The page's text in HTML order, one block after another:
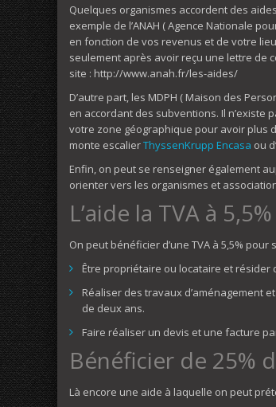
Quelques organismes accordent des
exemple de l’ANAH ( Agence Nationale
en fonction de vos revenus et de votre
seulement après avoir reçu une lettre de
site : http://www.anah.fr/les-aides/
D’autre part, les MDPH ( Maison des
en accordant des subventions. Il n’existe
votre zone géographique pour avoir plus
monte escalierThyssenKrupp Encasa ou
Enfin, on peut se renseigner également
orienter vers les organismes et
L’aide la TVA à 5,5%
On peut bénéficier d’une TVA à 5,5%
Être propriétaire ou locataire et résider
Réaliser des travaux d’aménagement
de deux ans.
Faire réaliser un devis et une facture
Bénéficier de 25%
Là encore une aide à laquelle on peut